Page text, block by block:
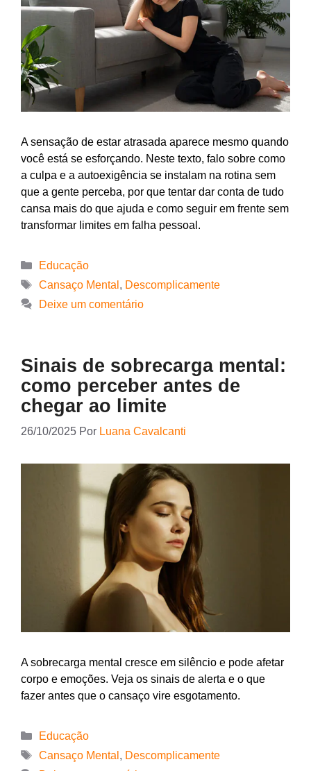
A sensação de estar atrasada aparece mesmo quando
você está se esforçando. Neste texto, falo sobre como
a culpa e a autoexigência se instalam na rotina sem
que a gente perceba, por que tentar dar conta de tudo
cansa mais do que ajuda e como seguir em frente sem
transformar limites em falha pessoal.
Educação
Cansaço Mental , Descomplicamente
Deixe um comentário
Sinais de sobrecarga mental:
como perceber antes de
chegar ao limite
26/10/2025 Por Luana Cavalcanti
A sobrecarga mental cresce em silêncio e pode afetar
corpo e emoções. Veja os sinais de alerta e o que
fazer antes que o cansaço vire esgotamento.
Educação
Cansaço Mental , Descomplicamente